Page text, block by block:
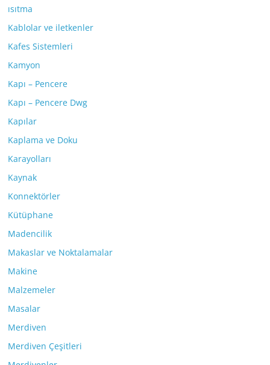
ısıtma
Kablolar ve iletkenler
Kafes Sistemleri
Kamyon
Kapı – Pencere
Kapı – Pencere Dwg
Kapılar
Kaplama ve Doku
Karayolları
Kaynak
Konnektörler
Kütüphane
Madencilik
Makaslar ve Noktalamalar
Makine
Malzemeler
Masalar
Merdiven
Merdiven Çeşitleri